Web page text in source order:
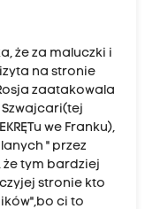
że za maluczki i
na stronie
zaatakowala
we Franku),
" przez
tym bardziej
stronie kto
ci to